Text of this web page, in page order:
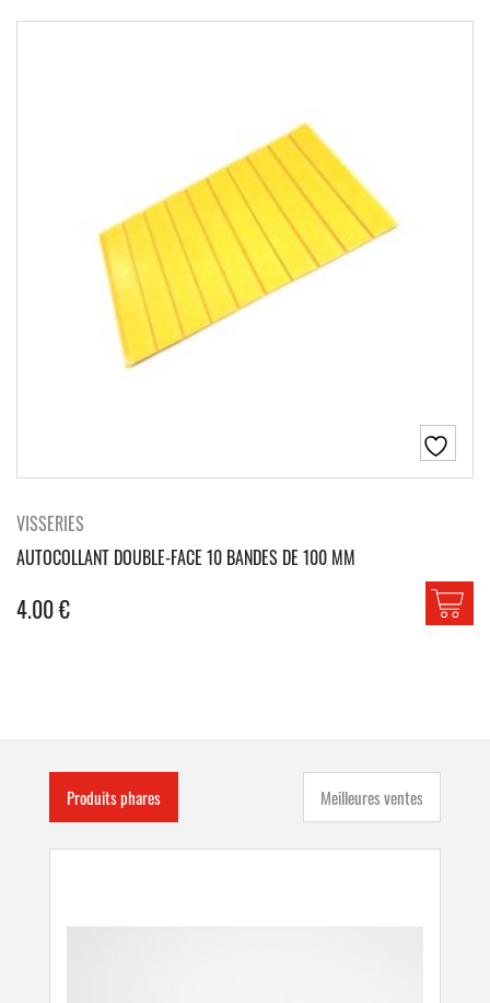
VISSERIES
AUTOCOLLANT DOUBLE-FACE 10 BANDES DE 100 MM
4.00€
Produits phares Meilleures ventes